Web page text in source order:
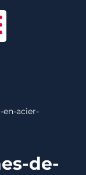
en-acier-
de-